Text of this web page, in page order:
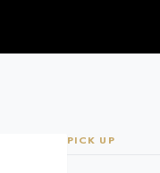
PICK UP